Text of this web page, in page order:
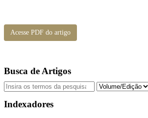
Acesse PDF do artigo
Busca de Artigos
Indexadores